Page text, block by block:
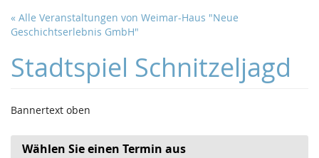
Zum
Haupt-
springen
« Alle Veranstaltungen von Weimar-Haus "Neue
Geschichtserlebnis GmbH"
Stadtspiel Schnitzeljagd
Bannertext oben
Wählen Sie einen Termin aus